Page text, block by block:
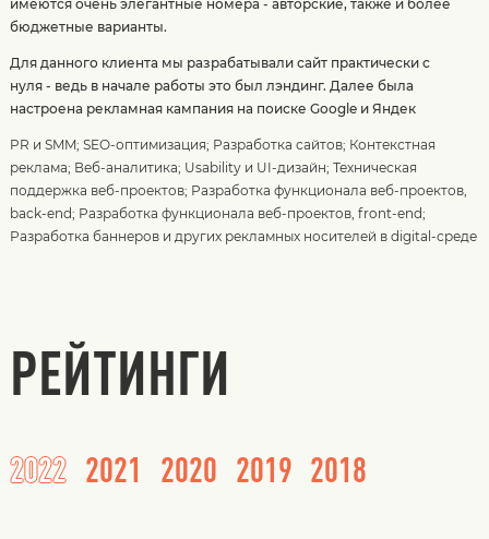
имеются очень элегантные номера - авторские, также и более
бюджетные варианты.
Для данного клиента мы разрабатывали сайт практически с
нуля - ведь в начале работы это был лэндинг. Далее была
настроена рекламная кампания на поиске Google и Яндек
PR и SMM; SEO-оптимизация; Разработка сайтов; Контекстная
реклама; Веб-аналитика; Usability и UI-дизайн; Техническая
поддержка веб-проектов; Разработка функционала веб-проектов,
back-end; Разработка функционала веб-проектов, front-end;
Разработка баннеров и других рекламных носителей в digital-среде
РЕЙТИНГИ
2022 2021 2020 2019 2018